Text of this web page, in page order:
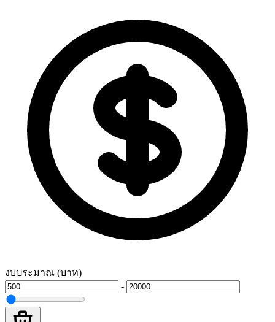
งบประมาณ (บาท)
-